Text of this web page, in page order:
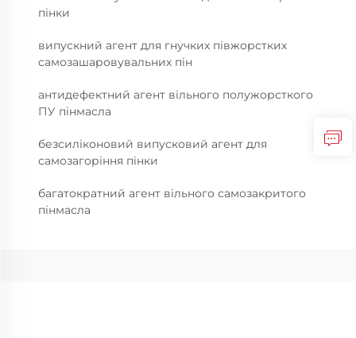
пінки
випускний агент для гнучких півжорстких
самозашаровувальних пін
антидефектний агент вільного полужорсткого
ПУ пінмасла
безсиліконовий випусковий агент для
самозагоріння пінки
багатократний агент вільного самозакритого
пінмасла